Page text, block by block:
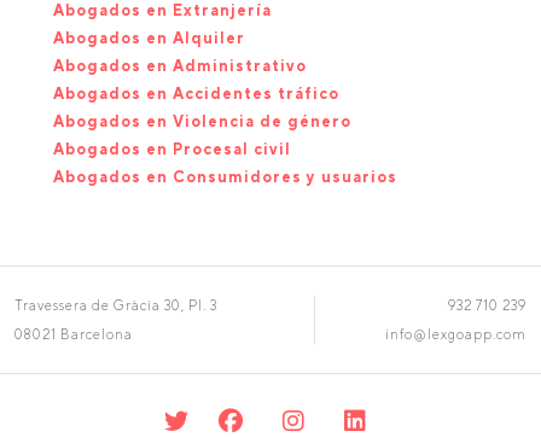
Abogados en Extranjería
Abogados en Alquiler
Abogados en Administrativo
Abogados en Accidentes tráfico
Abogados en Violencia de género
Abogados en Procesal civil
Abogados en Consumidores y usuarios
Travessera de Gràcia 30, Pl. 3
08021 Barcelona
932 710 239
info@lexgoapp.com